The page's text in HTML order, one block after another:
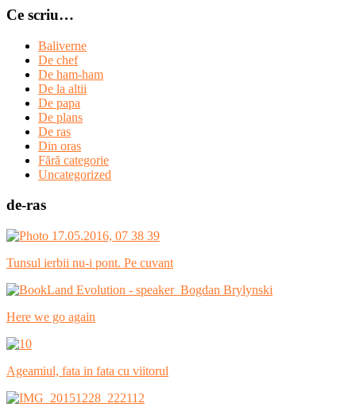
Ce scriu…
Baliverne
De chef
De ham-ham
De la altii
De papa
De plans
De ras
Din oras
Fără categorie
Uncategorized
de-ras
Tunsul ierbii nu-i pont. Pe cuvant
Here we go again
Ageamiul, fata in fata cu viitorul